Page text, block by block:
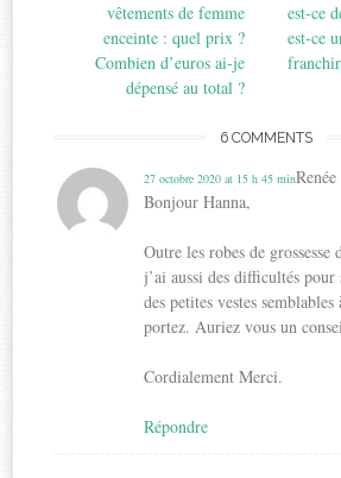
navigation
vêtements de femme
enceinte : quel prix ?
Combien d’euros ai-je
dépensé au total ?
est-ce
est-ce
6 COMMENTS
Renée
27 octobre 2020 at 15 h 45 min
Bonjour Hanna,
Outre les robes de
j’ai aussi des difficultés
des petites vestes
portez. Auriez vous un
Cordialement Merci.
Répondre